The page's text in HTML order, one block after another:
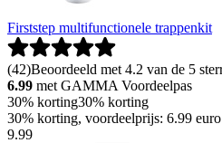
Firststep multifunctionele trappenkit
(42)Beoordeeld met 4.2 van de 5
6.99 met GAMMA Voordeelpas
30% korting30% korting
30% korting, voordeelprijs: 6.99
9.99